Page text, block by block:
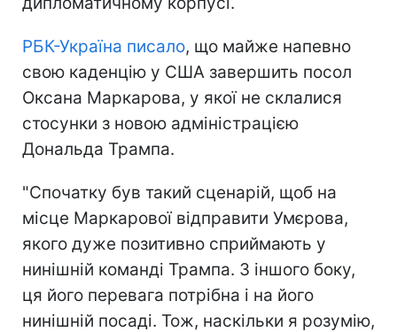
РБК-Україна писало, що майже напевно
свою каденцію у США завершить посол
Оксана Маркарова, у якої не склалися
стосунки з новою адміністрацією
Дональда Трампа.
"Спочатку був такий сценарій, щоб на
місце Маркарової відправити Умєрова,
якого дуже позитивно сприймають у
нинішній команді Трампа. З іншого боку,
ця його перевага потрібна і на його
нинішній посаді. Тож, наскільки я розумію,